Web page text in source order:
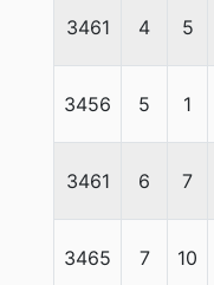
3461 4 5
3456 5 1
3461 6 7
3465 7 10